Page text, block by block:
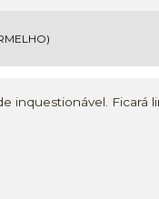
inquestionável. Ficará